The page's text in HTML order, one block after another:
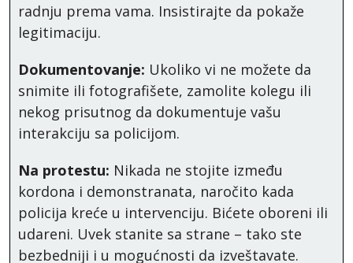
radnju prema vama. Insistirajte da pokaže
legitimaciju.
Dokumentovanje: Ukoliko vi ne možete da
snimite ili fotografišete, zamolite kolegu ili
nekog prisutnog da dokumentuje vašu
interakciju sa policijom.
Na protestu: Nikada ne stojite između
kordona i demonstranata, naročito kada
policija kreće u intervenciju. Bićete oboreni ili
udareni. Uvek stanite sa strane – tako ste
bezbedniji i u mogućnosti da izveštavate.